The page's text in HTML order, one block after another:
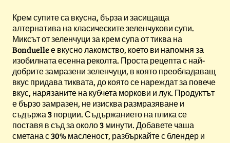
Крем супите са вкусна, бърза и засищаща
алтернатива на класическите зеленчукови супи.
Миксът от зеленчуци за крем супа от тиква на
Bonduelle е вкусно лакомство, което ви напомня за
изобилната есенна реколта. Проста рецепта с най-
добрите замразени зеленчуци, в която преобладаващ
вкус придава тиквата, до която се нареждат за повече
вкус, нарязаните на кубчета моркови и лук. Продуктът
е бързо замразен, не изисква размразяване и
съдържа 3 порции. Съдържанието на плика се
поставя в съд за около 3 минути. Добавете чаша
сметана с 30% масленост, разбъркайте с блендер и